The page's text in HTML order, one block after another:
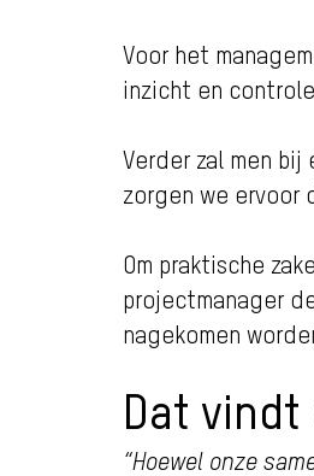
Voor het
inzicht en
Verder zal men
zorgen we
Om praktische
projectmanager
nagekomen
Dat
“Hoewel onze